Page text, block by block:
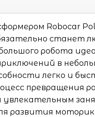
Robocar
станет
робота
в
легко и
превращения
развития